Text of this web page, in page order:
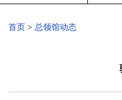
首页 > 总领馆动态